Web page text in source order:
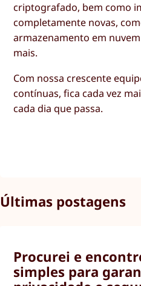
criptografado, bem como
completamente novas,
armazenamento em
mais.
Com nossa crescente
contínuas, fica cada vez
cada dia que passa.
Últimas postagens
Procurei e
simples para